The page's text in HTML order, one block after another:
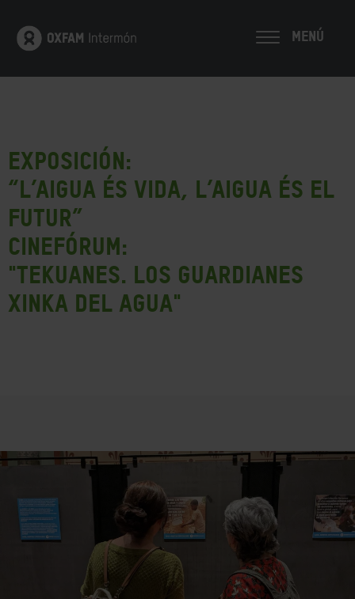
MENÚ
EXPOSICIÓN:
“L’Aigua és Vida, l’Aigua és el
Futur”
CINEFÓRUM:
"Tekuanes. Los guardianes
Xinka del agua"